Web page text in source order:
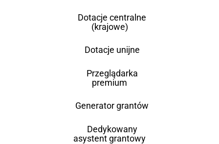
Dotacje centralne
(krajowe)
Dotacje unijne
Przeglądarka
premium
Generator grantów
Dedykowany
asystent grantowy